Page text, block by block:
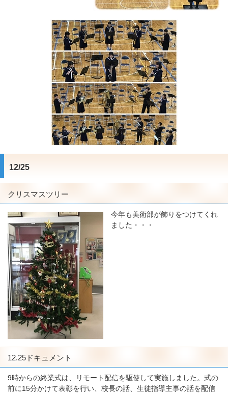
12/25
クリスマスツリー
今年も美術部が飾りをつけてくれ
ました・・・
12.25ドキュメント
9時からの終業式は、リモート配信を駆使して実施しました。式の
前に15分かけて表彰を行い、校長の話、生徒指導主事の話を配信